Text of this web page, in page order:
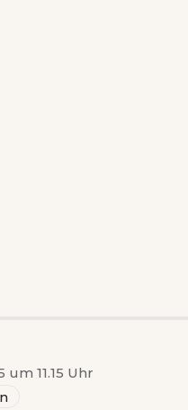
11.15 Uhr